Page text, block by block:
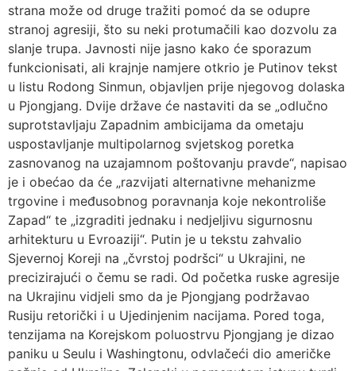
strana može od druge tražiti pomoć da se odupre
stranoj agresiji, što su neki protumačili kao dozvolu za
slanje trupa. Javnosti nije jasno kako će sporazum
funkcionisati, ali krajnje namjere otkrio je Putinov tekst
u listu Rodong Sinmun, objavljen prije njegovog dolaska
u Pjongjang. Dvije države će nastaviti da se „odlučno
suprotstavljaju Zapadnim ambicijama da ometaju
uspostavljanje multipolarnog svjetskog poretka
zasnovanog na uzajamnom poštovanju pravde“, napisao
je i obećao da će „razvijati alternativne mehanizme
trgovine i međusobnog poravnanja koje nekontroliše
Zapad“ te „izgraditi jednaku i nedjeljivu sigurnosnu
arhitekturu u Evroaziji“. Putin je u tekstu zahvalio
Sjevernoj Koreji na „čvrstoj podršci“ u Ukrajini, ne
precizirajući o čemu se radi. Od početka ruske agresije
na Ukrajinu vidjeli smo da je Pjongjang podržavao
Rusiju retorički i u Ujedinjenim nacijama. Pored toga,
tenzijama na Korejskom poluostrvu Pjongjang je dizao
paniku u Seulu i Washingtonu, odvlačeći dio američke